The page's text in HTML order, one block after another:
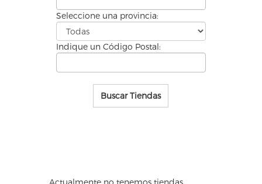
Seleccione una provincia:
Indique un Código Postal:
Buscar Tiendas
Actualmente no tenemos tiendas